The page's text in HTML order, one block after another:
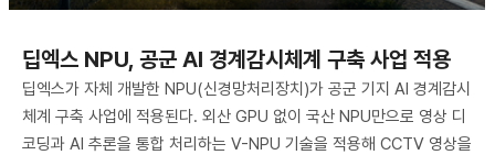
딥엑스 NPU, 공군 AI 경계감시체계 구축 사업 적용
딥엑스가 자체 개발한 NPU(신경망처리장치)가 공군 기지 AI 경계감시
체계 구축 사업에 적용된다. 외산 GPU 없이 국산 NPU만으로 영상 디
코딩과 AI 추론을 통합 처리하는 V-NPU 기술을 적용해 CCTV 영상을